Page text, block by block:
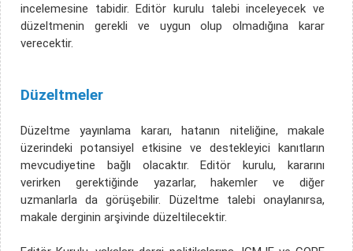
incelemesine tabidir. Editör kurulu talebi inceleyecek ve
düzeltmenin gerekli ve uygun olup olmadığına karar
verecektir.
Düzeltmeler
Düzeltme yayınlama kararı, hatanın niteliğine, makale
üzerindeki potansiyel etkisine ve destekleyici kanıtların
mevcudiyetine bağlı olacaktır. Editör kurulu, kararını
verirken gerektiğinde yazarlar, hakemler ve diğer
uzmanlarla da görüşebilir. Düzeltme talebi onaylanırsa,
makale derginin arşivinde düzeltilecektir.